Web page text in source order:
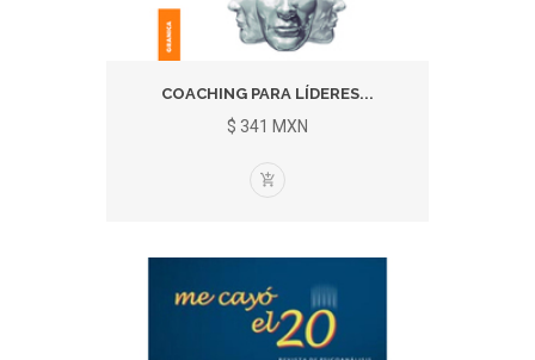
COACHING PARA LÍDERES...
$ 341 MXN